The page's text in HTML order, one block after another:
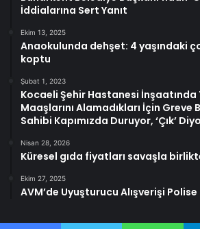
İddialarına Sert Yanıt
Ekim 13, 2025
Anaokulunda dehşet: 4 yaşındaki
koptu
Şubat 1, 2023
Kocaeli Şehir Hastanesi
Maaşlarını Alamadıkları İçin Greve
Sahibi Kapımızda Duruyor, ‘Çık’
Nisan 28, 2026
Küresel gıda fiyatları savaşla
Ekim 27, 2025
AVM’de Uyuşturucu Alışverişi Polise